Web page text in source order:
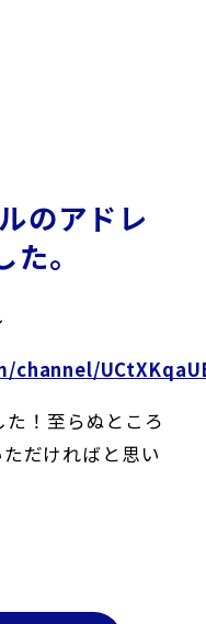
のアドレ
。
！至らぬところ
だければと思い